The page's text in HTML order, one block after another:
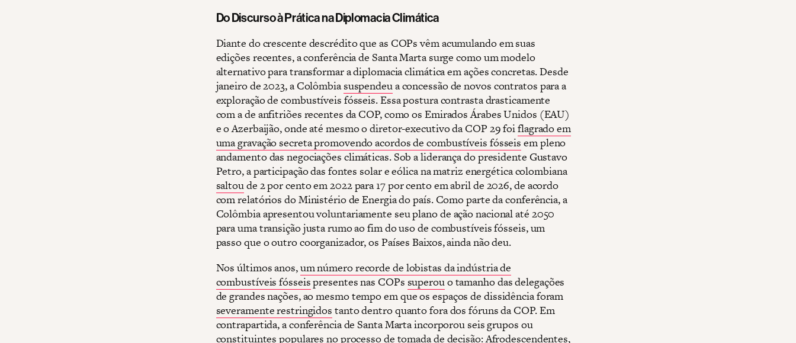
Do Discurso à Prática na Diplomacia Climática
Diante do crescente descrédito que as COPs vêm acumulando em suas
edições recentes, a conferência de Santa Marta surge como um modelo
alternativo para transformar a diplomacia climática em ações concretas. Desde
janeiro de 2023, a Colômbiasuspendeua concessão de novos contratos para a
exploração de combustíveis fósseis. Essa postura contrasta drasticamente
com a de anfitriões recentes da COP, como os Emirados Árabes Unidos (EAU)
e o Azerbaijão, onde até mesmo o diretor-executivo da COP 29 foiflagrado em
uma gravação secreta promovendo acordos de combustíveis fósseis em pleno
andamento das negociações climáticas. Sob a liderança do presidente Gustavo
Petro, a participação das fontes solar e eólica na matriz energética colombiana
saltoude 2 por cento em 2022 para 17 por cento em abril de 2026, de acordo
com relatórios do Ministério de Energia do país. Como parte da conferência, a
Colômbia apresentou voluntariamente seu plano de ação nacional até 2050
para uma transição justa rumo ao fim do uso de combustíveis fósseis, um
passo que o outro coorganizador, os Países Baixos, ainda não deu.
Nos últimos anos,um número recorde de lobistas da indústria de
combustíveis fósseispresentes nas COPs superouo tamanho das delegações
de grandes nações, ao mesmo tempo em que os espaços de dissidência foram
severamente restringidos tanto dentro quanto fora dos fóruns da COP. Em
contrapartida, a conferência de Santa Marta incorporou seis grupos ou
constituintes populares no processo de tomada de decisão: Afrodescendentes,